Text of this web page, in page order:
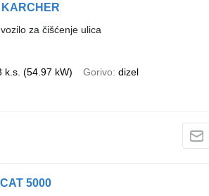
za čišćenje ulica
k.s. (54.97 kW) Gorivo dizel
5000